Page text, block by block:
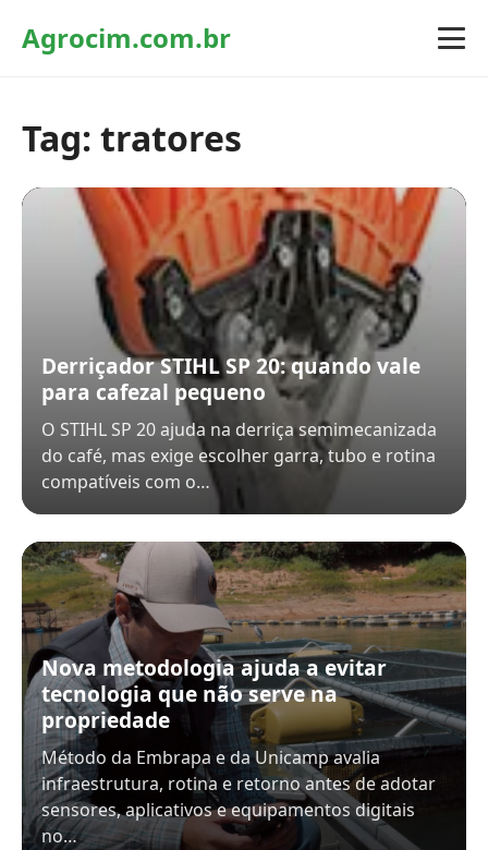
Agrocim.com.br
Tag: tratores
Derriçador STIHL SP 20: quando vale
para cafezal pequeno
O STIHL SP 20 ajuda na derriça semimecanizada
do café, mas exige escolher garra, tubo e rotina
compatíveis com o…
Nova metodologia ajuda a evitar
tecnologia que não serve na
propriedade
Método da Embrapa e da Unicamp avalia
infraestrutura, rotina e retorno antes de adotar
sensores, aplicativos e equipamentos digitais
no…